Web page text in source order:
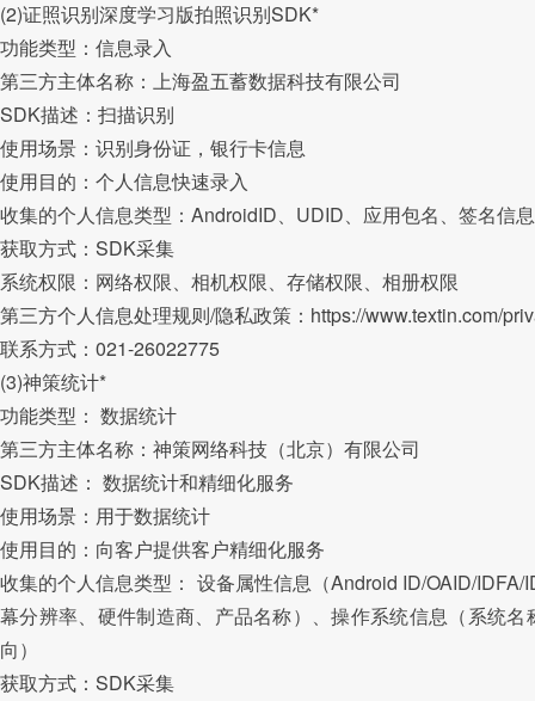
(2)证照识别深度学习版拍照识别SDK*
功能类型：信息录入
第三方主体名称：上海盈五蓄数据科技有限公司
SDK描述：扫描识别
使用场景：识别身份证，银行卡信息
使用目的：个人信息快速录入
收集的个人信息类型：AndroidID、UDID、应用包名、签名信息
获取方式：SDK采集
系统权限：网络权限、相机权限、存储权限、相册权限
第三方个人信息处理规则/隐私政策：https://www.textin.com/
联系方式：021-26022775
(3)神策统计*
功能类型： 数据统计
第三方主体名称：神策网络科技（北京）有限公司
SDK描述： 数据统计和精细化服务
使用场景：用于数据统计
使用目的：向客户提供客户精细化服务
收集的个人信息类型： 设备属性信息（Android ID/OAID/
幕分辨率、硬件制造商、产品名称）、操作系统信息（系统
向）
获取方式：SDK采集